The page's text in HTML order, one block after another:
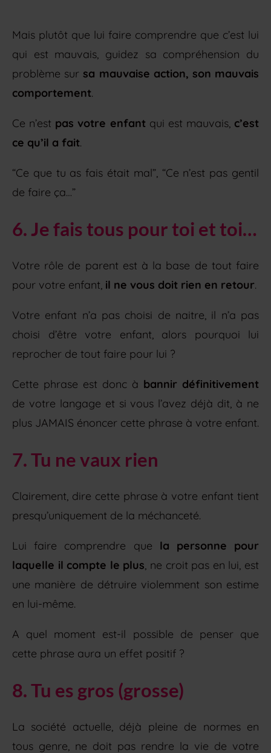
Mais plutôt que lui faire comprendre que c’est lui
qui est mauvais, guidez sa compréhension du
problème sur sa mauvaise action, son mauvais
comportement.
Ce n’est pas votre enfantqui est mauvais, c’est
ce qu’il a fait.
“Ce que tu as fais était mal”, “Ce n’est pas gentil
de faire ça…”
6. Je fais tous pour toi et toi…
Votre rôle de parent est à la base de tout faire
pour votre enfant, il ne vous doit rien en retour.
Votre enfant n’a pas choisi de naitre, il n’a pas
choisi d’être votre enfant, alors pourquoi lui
reprocher de tout faire pour lui ?
Cette phrase est donc à bannir définitivement
de votre langage et si vous l’avez déjà dit, à ne
plus JAMAIS énoncer cette phrase à votre enfant.
7. Tu ne vaux rien
Clairement, dire cette phrase à votre enfant tient
presqu’uniquement de la méchanceté.
Lui faire comprendre que la personne pour
laquelle il compte le plus, ne croit pas en lui, est
une manière de détruire violemment son estime
en lui-même.
A quel moment est-il possible de penser que
cette phrase aura un effet positif ?
8. Tu es gros (grosse)
La société actuelle, déjà pleine de normes en
tous genre, ne doit pas rendre la vie de votre